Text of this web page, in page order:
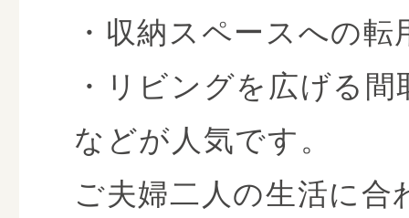
・収納スペースへの転
・リビングを広げる間
などが人気です。
ご夫婦二人の生活に合